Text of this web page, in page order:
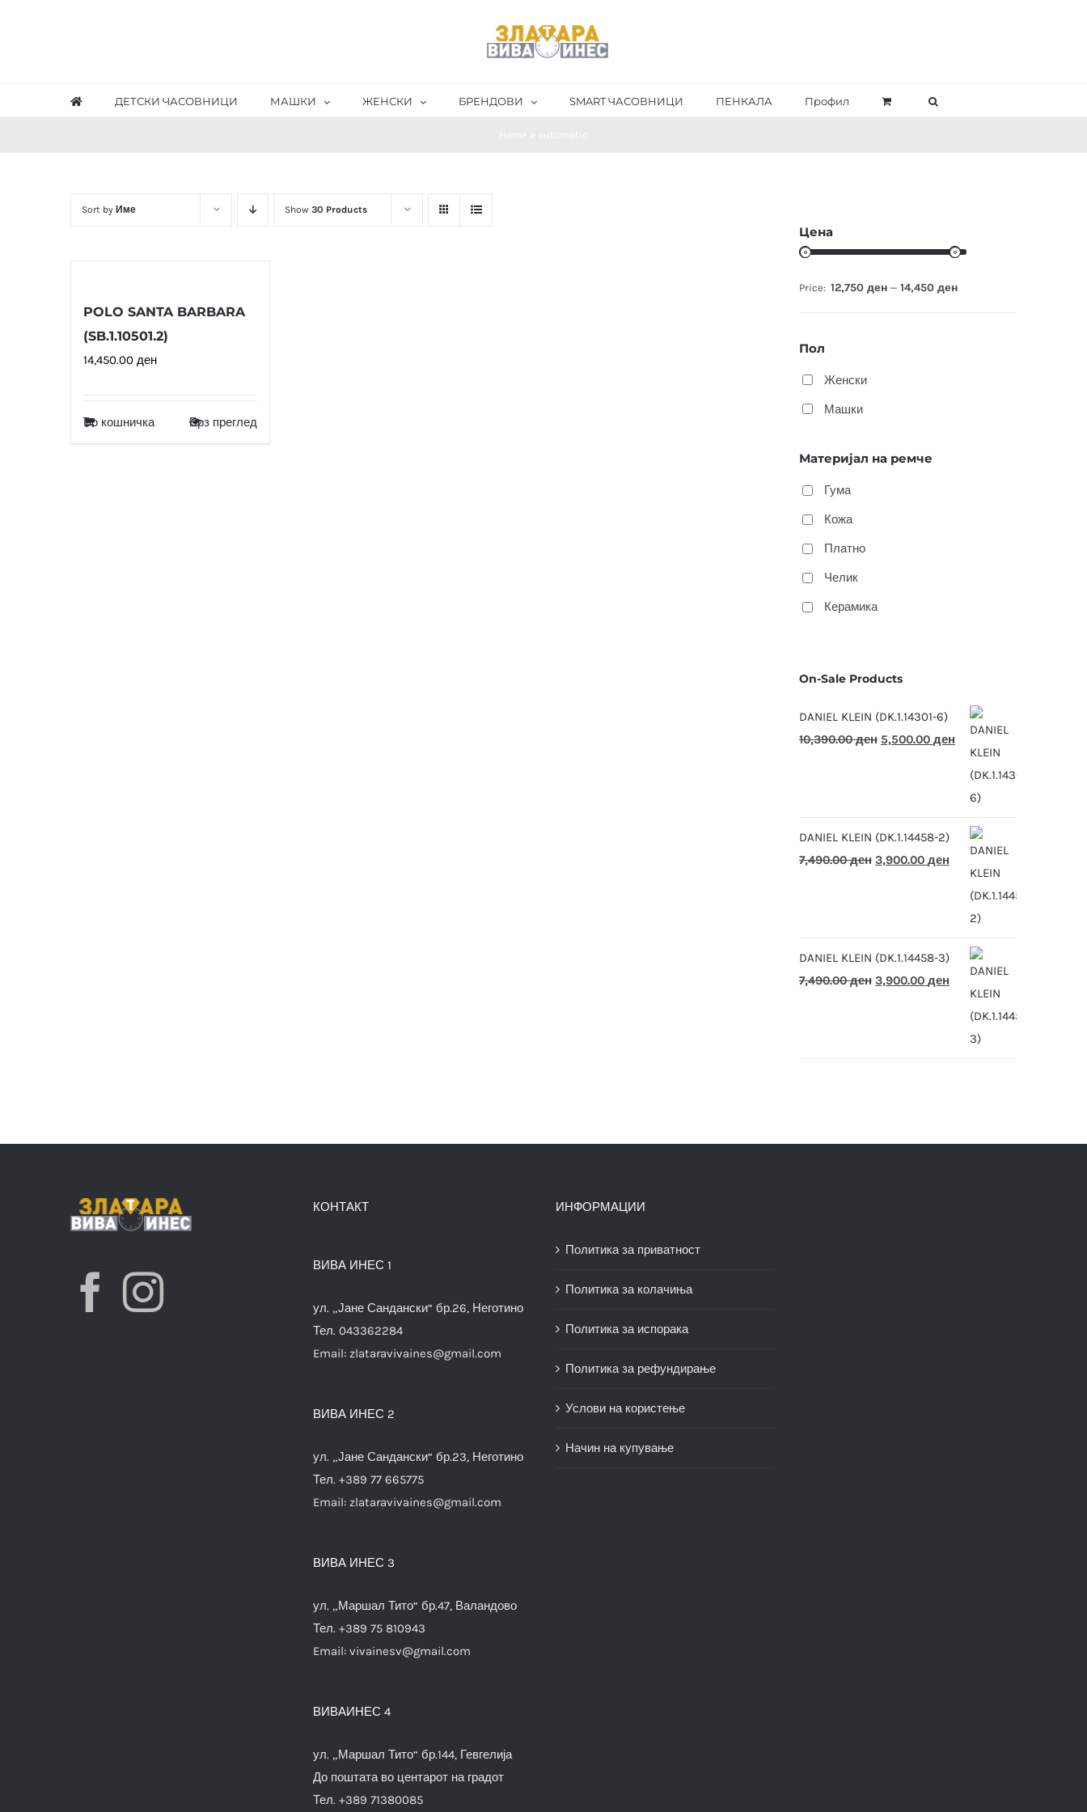
ДЕТСКИ ЧАСОВНИЦИ МАШКИ ЖЕНСКИ БРЕНДОВИ SMART ЧАСОВНИЦИ ПЕНКАЛА Профил
Sort by Име Show 30 Products
POLO SANTA BARBARA
(SB.1.10501.2)
14,450.00 ден
Во кошничка Брз преглед
Цена
Price: 12,750 ден— 14,450 ден
Пол
Женски
Машки
Материјал на ремче
Гума
Кожа
Платно
Челик
Керамика
On-Sale Products
DANIEL KLEIN (DK.1.14301-6)
10,390.00ден Original
5,500.00 денCurrent
price
5,500.00 ден.
DANIEL KLEIN (DK.1.14458-2)
7,490.00ден Original
3,900.00 денCurrent
price
3,900.00 ден.
DANIEL KLEIN (DK.1.14458-3)
7,490.00ден Original
3,900.00 денCurrent
price
3,900.00 ден.
КОНТАКТ
ВИВА ИНЕС 1
ул. „Јане Сандански“ бр.26, Неготино
Тел. 043362284
Email: zlataravivaines@gmail.com
ВИВА ИНЕС 2
ул. „Јане Сандански“ бр.23, Неготино
Тел. +389 77 665775
Email: zlataravivaines@gmail.com
ВИВА ИНЕС 3
ул. „Маршал Тито“ бр.47, Валандово
Тел. +389 75 810943
Email: vivainesv@gmail.com
ВИВАИНЕС 4
ул. „Маршал Тито“ бр.144, Гевгелија
До поштата во центарот на градот
Тел. +389 71380085
ИНФОРМАЦИИ
Политика за приватност
Политика за колачиња
Политика за испорака
Политика за рефундирање
Услови на користење
Начин на купување